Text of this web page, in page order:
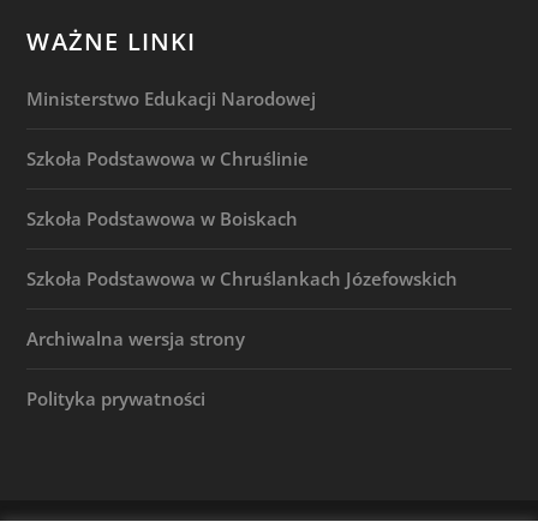
WAŻNE LINKI
Ministerstwo Edukacji Narodowej
Szkoła Podstawowa w Chruślinie
Szkoła Podstawowa w Boiskach
Szkoła Podstawowa w Chruślankach Józefowskich
Archiwalna wersja strony
Polityka prywatności